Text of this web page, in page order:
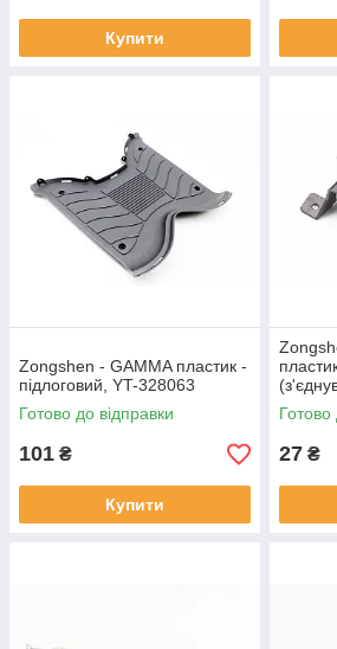
Купити
Zongshen - GAMMA пластик -
підлоговий, YT-328063
Готово до відправки
101 ₴
Купити
Готово
27 ₴